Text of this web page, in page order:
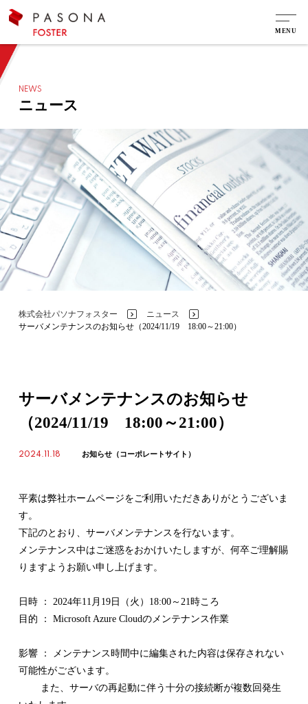
NEWS
ニュース
株式会社パソナフォスター >ニュース
サーバメンテナンスのお知らせ（2024/11/19 18:00～21:00）
サーバメンテナンスのお知らせ
（2024/11/19 18:00～21:00）
2024.11.18 お知らせ（コーポレートサイト）
平素は弊社ホームページをご利用いただきありがとうございま
す。
下記のとおり、サーバメンテナンスを行ないます。
メンテナンス中はご迷惑をおかけいたしますが、何卒ご理解賜
りますようお願い申し上げます。
日時 ： 2024年11月19日（火）18:00～21時ころ
目的 ： Microsoft Azure Cloudのメンテナンス作業
影響 ： メンテナンス時間中に編集された内容は保存されない
可能性がございます。
また、サーバの再起動に伴う十分の接続断が複数回発生